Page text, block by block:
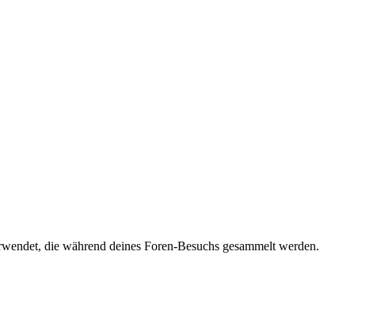
die während deines Foren-Besuchs gesammelt werden.